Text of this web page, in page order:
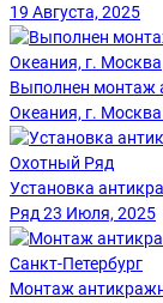
19 Августа, 2025
Выполнен монтаж
Океания, г. Москва
Установка
Ряд23 Июля, 2025
Монтаж